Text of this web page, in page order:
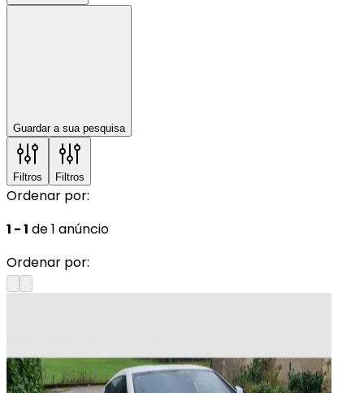
Guardar a sua pesquisa
Filtros Filtros
Ordenar por:
1 - 1 de 1 anúncio
Ordenar por: